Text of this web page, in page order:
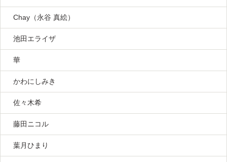
Chay（永谷 真絵）
池田エライザ
華
かわにしみき
佐々木希
藤田ニコル
葉月ひまり